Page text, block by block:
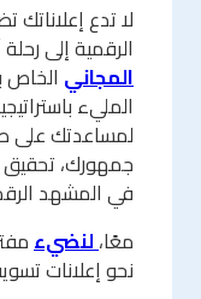
لا تدع
الرقمية إلى
المجاني
المليء
لمساعدتك على
جمهورك، تحقيق
في المشهد
معًا،لنضيء
نحو إعلانات